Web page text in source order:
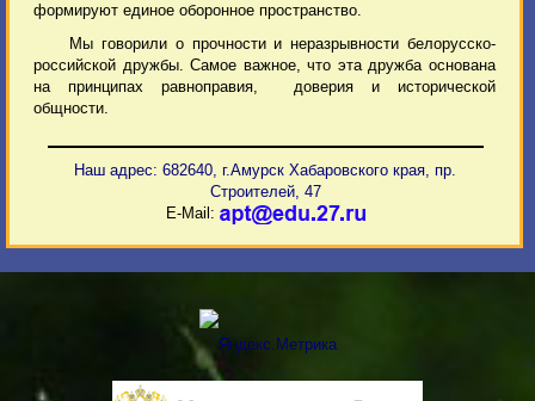
формируют единое оборонное пространство.
Мы говорили о прочности и неразрывности белорусско-
российской дружбы. Самое важное, что эта дружба основана
на принципах равноправия, доверия и исторической
общности.
Наш адрес: 682640, г.Амурск Хабаровского края, пр.
Строителей, 47
E-Mail: